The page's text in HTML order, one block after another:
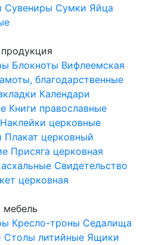
Сувениры Сумки Яйца
Блокноты Вифлеемская
благодарственные
Календари
Книги православные
Наклейки церковные
Плакат церковный
Присяга церковная
Свидетельство
церковная
мебель
Кресло-троны Седалища
Столы литийные Ящики